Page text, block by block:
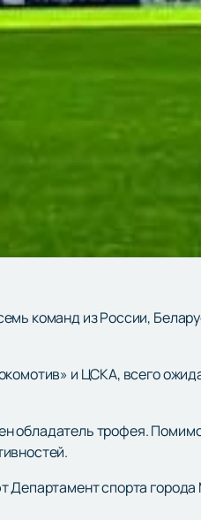
команд из России,
и ЦСКА, всего
обладатель трофея.
Департамент спорта